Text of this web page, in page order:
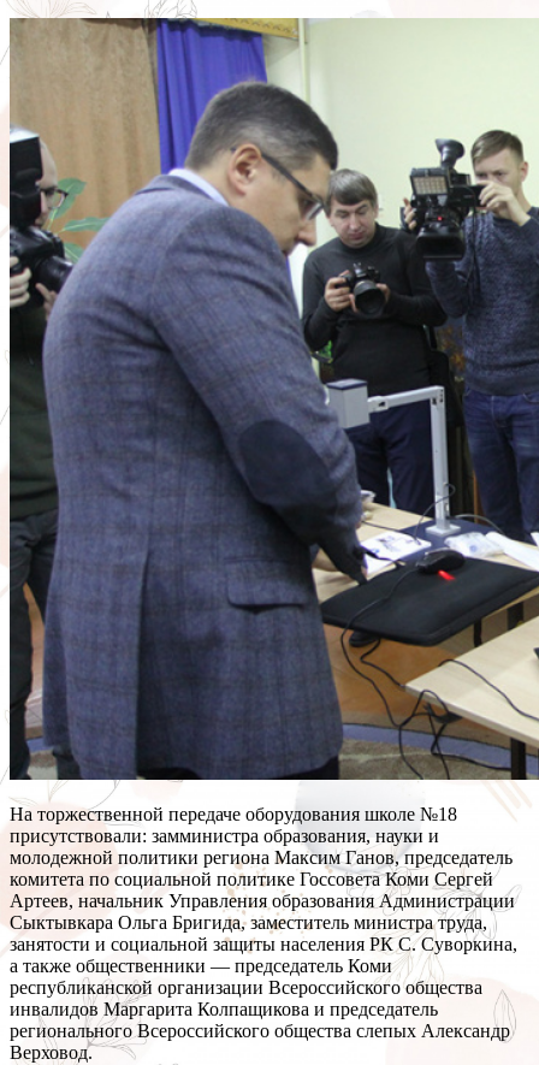
На торжественной передаче оборудования школе №18
присутствовали: замминистра образования, науки и
молодежной политики региона Максим Ганов, председатель
комитета по социальной политике Госсовета Коми Сергей
Артеев, начальник Управления образования Администрации
Сыктывкара Ольга Бригида, заместитель министра труда,
занятости и социальной защиты населения РК С. Суворкина,
а также общественники — председатель Коми
республиканской организации Всероссийского общества
инвалидов Маргарита Колпащикова и председатель
регионального Всероссийского общества слепых Александр
Верховод.